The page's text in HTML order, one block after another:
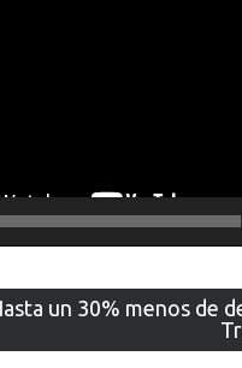
un 30% menos de